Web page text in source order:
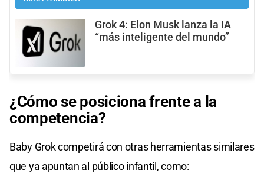
Grok 4: Elon Musk lanza la IA
“más inteligente del mundo”
¿Cómo se posiciona frente a la
competencia?
Baby Grok competirá con otras herramientas similares
que ya apuntan al público infantil, como: